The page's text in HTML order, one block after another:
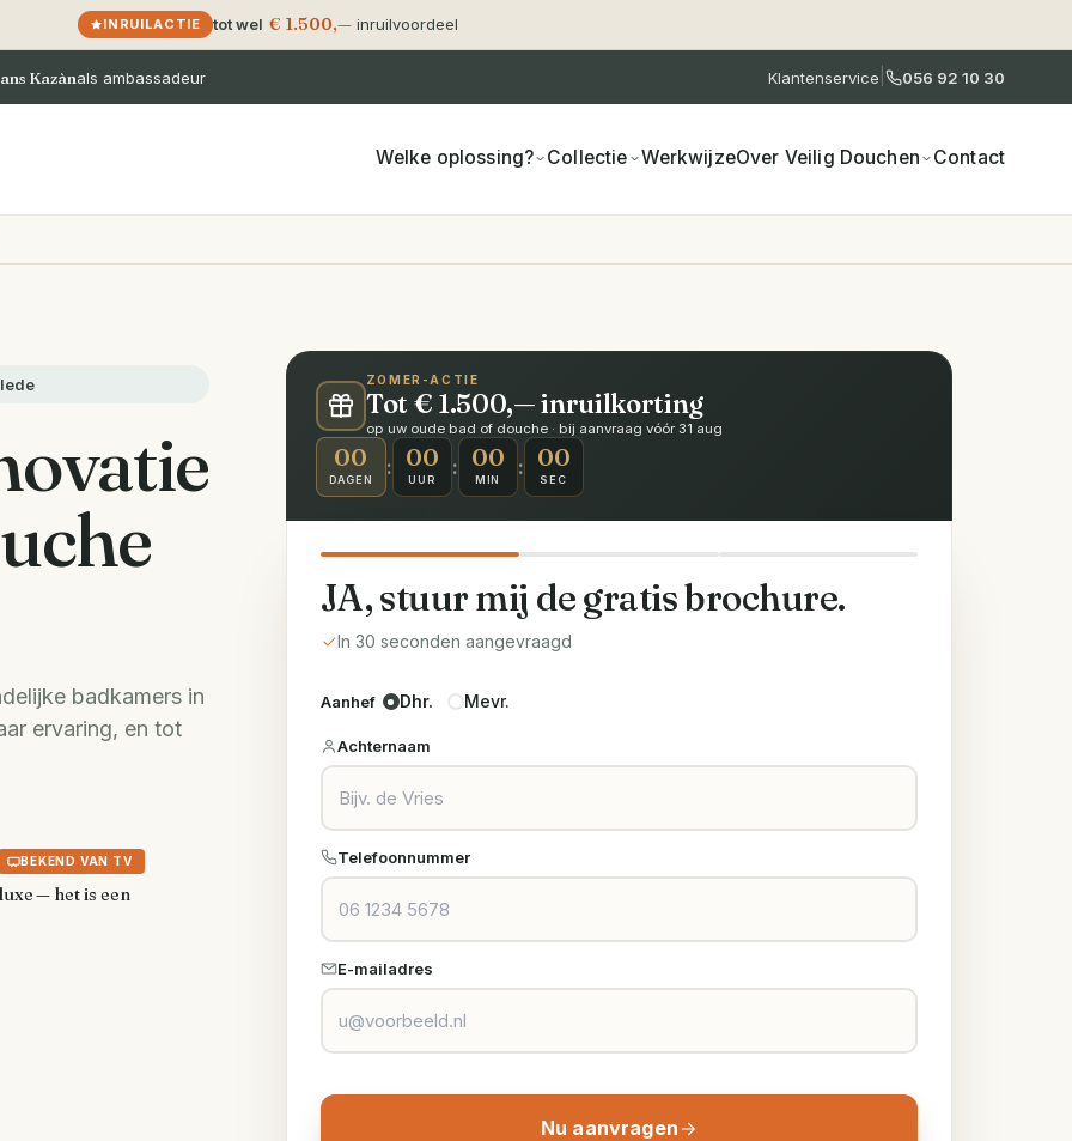
INRUILACTIE tot wel € 1.500,— inruilvoordeel
Kazànals ambassadeur Klantenservice 056 92 10 30
Welke oplossing? Collectie WerkwijzeOver Veilig Douchen Contact
badkamers in
ervaring, en tot
BEKEND VAN TV
— het is een
ZOMER-ACTIE
Tot € 1.500,— inruilkorting
op uw oude bad of douche · bij aanvraag vóór 31 aug
00
DAGEN
: 00
UUR
: 00
MIN
: 00
SEC
JA, stuur mij de gratis brochure.
In 30 seconden aangevraagd
Aanhef Dhr. Mevr.
Achternaam
Telefoonnummer
E-mailadres
Nu aanvragen